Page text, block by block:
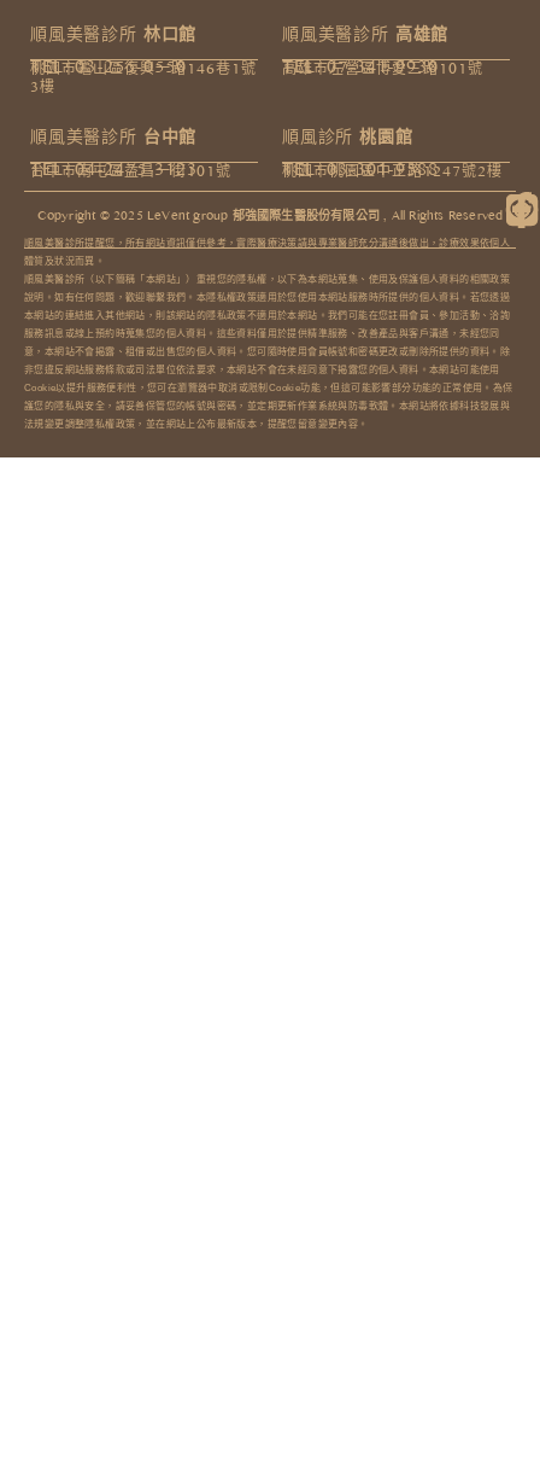
順風美醫診所 林口館
TEL: 03-255-0550
桃園市龜山區復興一路146巷1號
3樓​
順風美醫診所 高雄館
TEL: 07-341-9930
高雄市左營區博愛三路101號
順風美醫診所 台中館
TEL: 04-2475-3123
台中市南屯區益昌一街101號
順風診所桃園館
TEL: 03-301-9588
桃園市桃園區中正路1247號2樓
Copyright © 2025 LeVent group 郁強國際生醫股份有限公司 , All Rights Reserved​
順風美醫診所提醒您，所有網站資訊僅供參考，實際醫療決策請與專業醫師充分溝通後做出，診療效果依個人
體質及狀況而異。
順風美醫診所（以下簡稱「本網站」）重視您的隱私權，以下為本網站蒐集、使用及保護個人資料的相關政策
說明。如有任何問題，歡迎聯繫我們。本隱私權政策適用於您使用本網站服務時所提供的個人資料。若您透過
本網站的連結進入其他網站，則該網站的隱私政策不適用於本網站。我們可能在您註冊會員、參加活動、洽詢
服務訊息或線上預約時蒐集您的個人資料。這些資料僅用於提供精準服務、改善產品與客戶溝通，未經您同
意，本網站不會揭露、租借或出售您的個人資料。您可隨時使用會員帳號和密碼更改或刪除所提供的資料。除
非您違反網站服務條款或司法單位依法要求，本網站不會在未經同意下揭露您的個人資料。本網站可能使用
Cookie以提升服務便利性，您可在瀏覽器中取消或限制Cookie功能，但這可能影響部分功能的正常使用。為保
護您的隱私與安全，請妥善保管您的帳號與密碼，並定期更新作業系統與防毒軟體。本網站將依據科技發展與
法規變更調整隱私權政策，並在網站上公布最新版本，提醒您留意變更內容。